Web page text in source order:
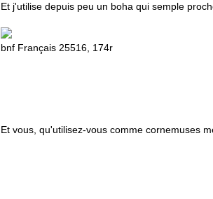
Et j'utilise depuis peu un boha qui semple
bnf Français 25516, 174r
Et vous, qu'utilisez-vous comme cornemuses